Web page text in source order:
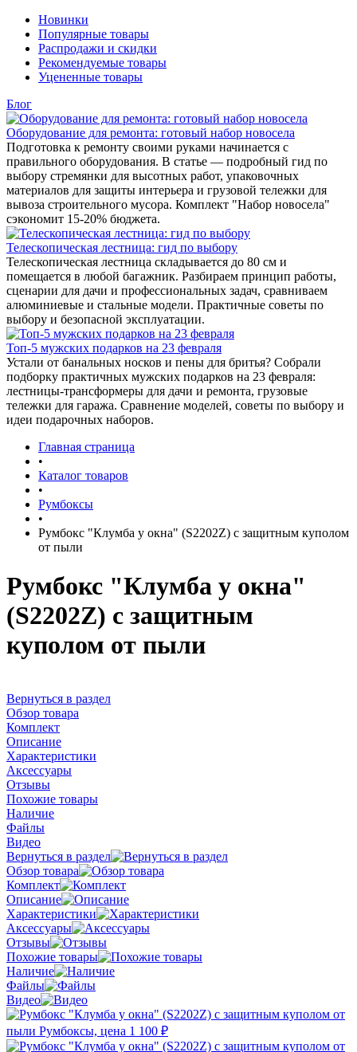
Новинки
Популярные товары
Распродажи и скидки
Рекомендуемые товары
Уцененные товары
Блог
Оборудование для ремонта: готовый набор новосела
Подготовка к ремонту своими руками начинается с
правильного оборудования. В статье — подробный гид по
выбору стремянки для высотных работ, упаковочных
материалов для защиты интерьера и грузовой тележки для
вывоза строительного мусора. Комплект "Набор новосела"
сэкономит 15-20% бюджета.
Телескопическая лестница: гид по выбору
Телескопическая лестница складывается до 80 см и
помещается в любой багажник. Разбираем принцип работы,
сценарии для дачи и профессиональных задач, сравниваем
алюминиевые и стальные модели. Практичные советы по
выбору и безопасной эксплуатации.
Топ-5 мужских подарков на 23 февраля
Устали от банальных носков и пены для бритья? Собрали
подборку практичных мужских подарков на 23 февраля:
лестницы-трансформеры для дачи и ремонта, грузовые
тележки для гаража. Сравнение моделей, советы по выбору и
идеи подарочных наборов.
Главная страница
•
Каталог товаров
•
Румбоксы
•
Румбокс "Клумба у окна" (S2202Z) с защитным куполом
от пыли
Румбокс "Клумба у окна"
(S2202Z) с защитным
куполом от пыли
Вернуться в раздел
Обзор товара
Комплект
Описание
Характеристики
Аксессуары
Отзывы
Похожие товары
Наличие
Файлы
Видео
Вернуться в раздел
Обзор товара
Комплект
Описание
Характеристики
Аксессуары
Отзывы
Похожие товары
Наличие
Файлы
Видео